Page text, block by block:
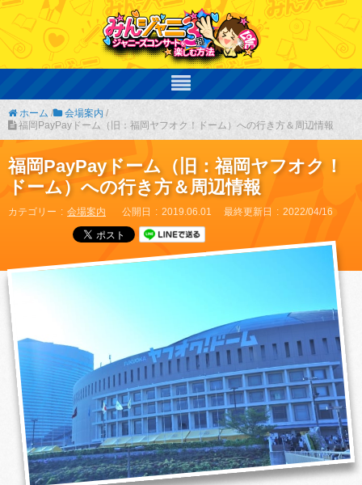
ホーム / 会場案内 /
福岡PayPayドーム（旧：福岡ヤフオク！ドーム）への行き方＆周辺情報
福岡PayPayドーム（旧：福岡ヤフオク！
ドーム）への行き方＆周辺情報
カテゴリー 会場案内 公開日 2019.06.01 最終更新日 2022/04/16